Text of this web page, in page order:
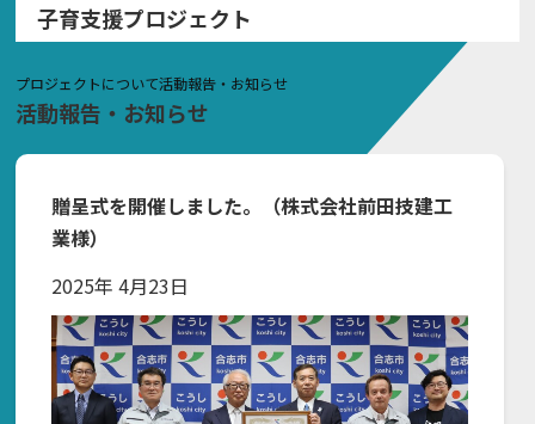
子育支援プロジェクト
プロジェクトについて活動報告・お知らせ
活動報告・お知らせ
贈呈式を開催しました。（株式会社前田技建工
業様）
2025年 4月23日